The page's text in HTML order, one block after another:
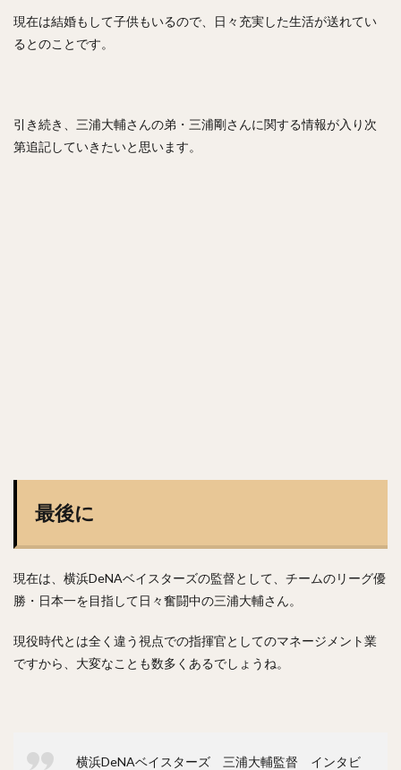
現在は結婚もして子供もいるので、日々充実した生活が送れてい
るとのことです。
引き続き、三浦大輔さんの弟・三浦剛さんに関する情報が入り次
第追記していきたいと思います。
最後に
現在は、横浜DeNAベイスターズの監督として、チームのリーグ優
勝・日本一を目指して日々奮闘中の三浦大輔さん。
現役時代とは全く違う視点での指揮官としてのマネージメント業
ですから、大変なことも数多くあるでしょうね。
横浜DeNAベイスターズ 三浦大輔監督 インタビ